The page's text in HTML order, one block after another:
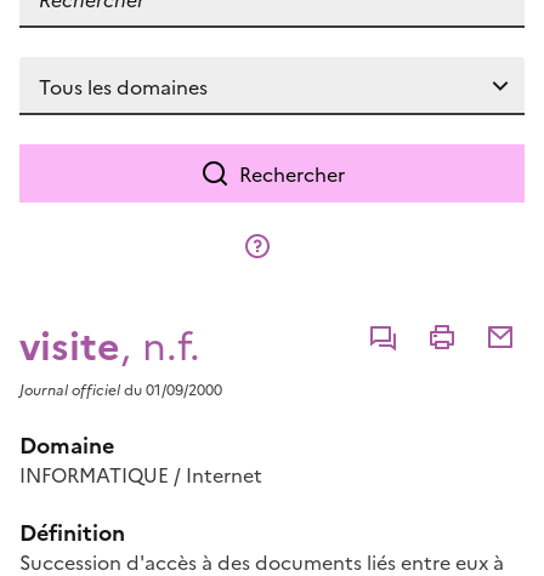
Rechercher
visite, n.f. CommenterImprimer
Journal officieldu 01/09/2000
Domaine
INFORMATIQUE / Internet
Définition
Succession d'accès à des documents liés entre eux à